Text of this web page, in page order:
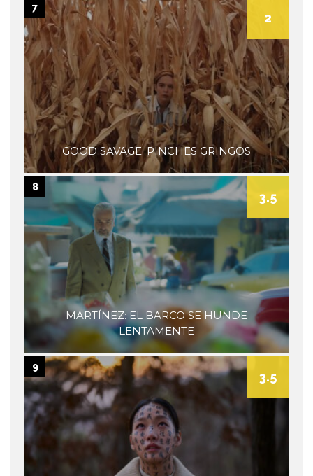
GOOD SAVAGE: PINCHES GRINGOS
2
7
MARTÍNEZ: EL BARCO SE HUNDE
LENTAMENTE
3.5
8
3.5
9